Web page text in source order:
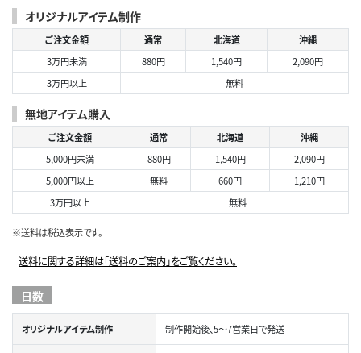
オリジナルアイテム制作
ご注文金額 通常 北海道
沖縄
3万円未満
880円 1,540円
2,090円
3万円以上
無料
無地アイテム購入
ご注文金額 通常 北海道
沖縄
5,000円未満
880円 1,540円
2,090円
5,000円以上
無料 660円
1,210円
3万円以上
無料
※送料は税込表示です。
送料に関する詳細は「送料のご案内」をご覧ください。
日数
オリジナルアイテム制作 制作開始後、5～7営業日で発送